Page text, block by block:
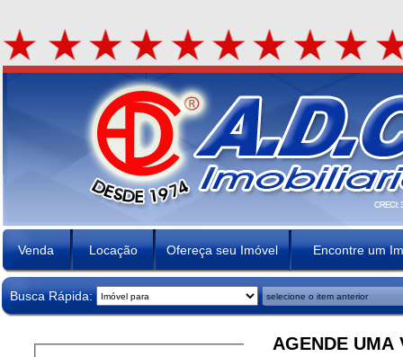
Venda Locação Ofereça seu Imóvel Encontre um
Busca Rápida:
AGENDE UMA